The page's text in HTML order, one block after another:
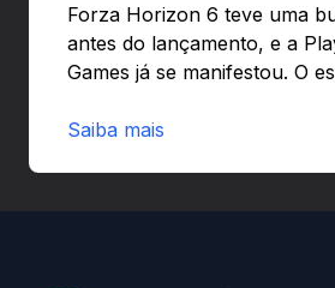
Forza Horizon 6 teve uma
antes do lançamento, e a
Games já se manifestou. O
preload e avisa que quem
Saiba mais